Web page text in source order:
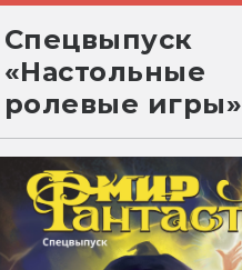
Спецвыпуск
«Настольные
ролевые игры»